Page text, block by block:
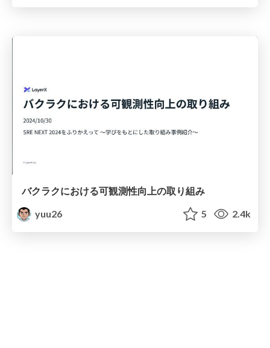
バクラクにおける可観測性向上の取り組み
yuu26
5 2.4k